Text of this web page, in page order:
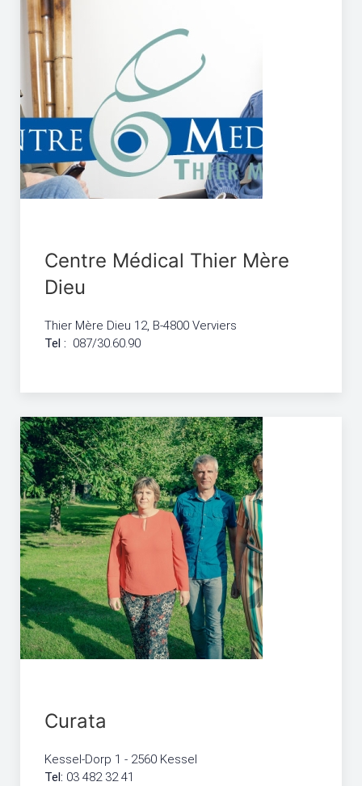
Centre Médical Thier Mère
Dieu
Thier Mère Dieu 12, B-4800 Verviers
Tel : 087/30.60.90
Curata
Kessel-Dorp 1 - 2560 Kessel
Tel: 03 482 32 41